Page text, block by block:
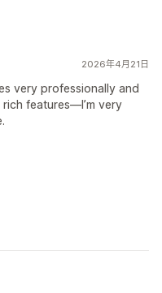
2026年4月21日
very professionally and
features—I’m very